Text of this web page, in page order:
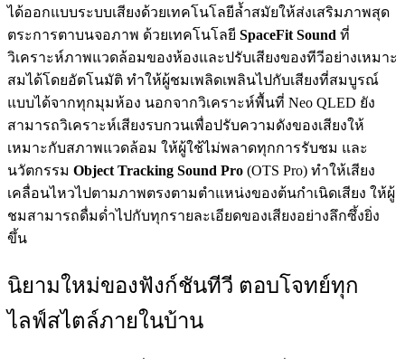
ได้ออกแบบระบบเสียงด้วยเทคโนโลยีล้ำสมัยให้ส่งเสริมภาพสุด
ตระการตาบนจอภาพ ด้วยเทคโนโลยี SpaceFit Sound ที่
วิเคราะห์ภาพแวดล้อมของห้องและปรับเสียงของทีวีอย่างเหมาะ
สมได้โดยอัตโนมัติ ทำให้ผู้ชมเพลิดเพลินไปกับเสียงที่สมบูรณ์
แบบได้จากทุกมุมห้อง นอกจากวิเคราะห์พื้นที่ Neo QLED ยัง
สามารถวิเคราะห์เสียงรบกวนเพื่อปรับความดังของเสียงให้
เหมาะกับสภาพแวดล้อม ให้ผู้ใช้ไม่พลาดทุกการรับชม และ
นวัตกรรม Object Tracking Sound Pro (OTS Pro) ทำให้เสียง
เคลื่อนไหวไปตามภาพตรงตามตำแหน่งของต้นกำเนิดเสียง ให้ผู้
ชมสามารถดื่มด่ำไปกับทุกรายละเอียดของเสียงอย่างลึกซึ้งยิ่ง
ขึ้น
นิยามใหม่ของฟังก์ชันทีวี ตอบโจทย์ทุก
ไลฟ์สไตล์ภายในบ้าน